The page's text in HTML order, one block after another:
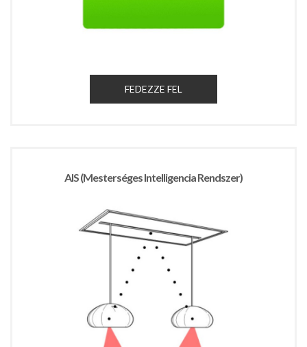
FEDEZZE FEL
AIS (Mesterséges Intelligencia Rendszer)